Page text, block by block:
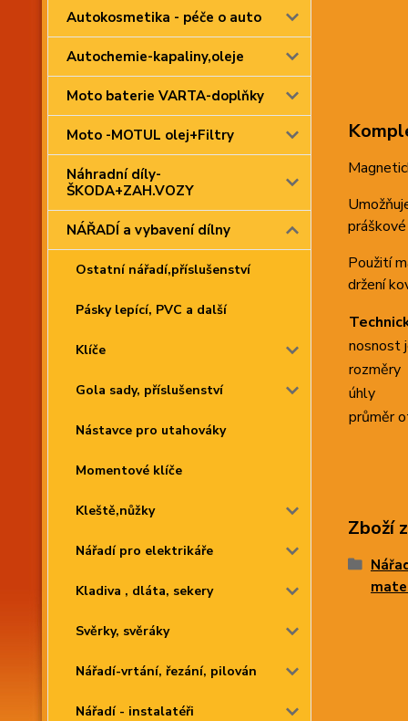
Autokosmetika - péče o auto
Autochemie-kapaliny,oleje
Moto baterie VARTA-doplňky
Moto -MOTUL olej+Filtry
Náhradní díly-
ŠKODA+ZAH.VOZY
NÁŘADÍ a vybavení dílny
Ostatní nářadí,příslušenství
Pásky lepící, PVC a další
Klíče
Gola sady, příslušenství
Nástavce pro utahováky
Momentové klíče
Kleště,nůžky
Nářadí pro elektrikáře
Kladiva , dláta, sekery
Svěrky, svěráky
Nářadí-vrtání, řezání, pilován
Nářadí - instalatéři
Použití
držení
nosnost
rozměry
úhly
průměr
Zboží